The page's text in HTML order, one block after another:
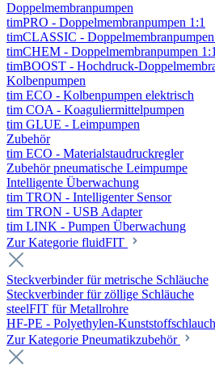
Doppelmembranpumpen
timPRO - Doppelmembranpumpen 1:1
timCLASSIC - Doppelmembranpumpen
timCHEM - Doppelmembranpumpen 1:1
timBOOST - Hochdruck-
Kolbenpumpen
tim ECO - Kolbenpumpen elektrisch
tim COA - Koaguliermittelpumpen
tim GLUE - Leimpumpen
Zubehör
tim ECO - Materialstaudruckregler
Zubehör pneumatische Leimpumpe
Intelligente Überwachung
tim TRON - Intelligenter Sensor
tim TRON - USB Adapter
tim LINK - Pumpen Überwachung
Zur Kategorie fluidFIT
Steckverbinder für metrische Schläuche
Steckverbinder für zöllige Schläuche
steelFIT für Metallrohre
HF-PE - Polyethylen-Kunststoffschlauch
Zur Kategorie Pneumatikzubehör